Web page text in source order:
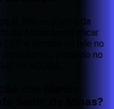
já tem os planos da
de Minas basta clicar
e número ou fale no
clicando no
AGORA.
dos planos
Santo de Minas?